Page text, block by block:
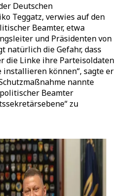
Deutschen
Teggatz, verwies auf den
Beamter, etwa
und Präsidenten von
natürlich die Gefahr, dass
die Linke ihre Parteisoldaten
installieren können“, sagte er
nannte
Beamter
zu